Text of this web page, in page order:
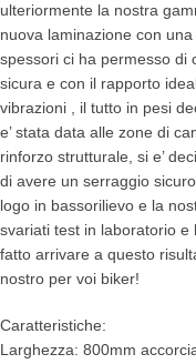
ulteriormente la nostra
nuova laminazione con
spessori ci ha permesso di
sicura e con il rapporto
vibrazioni , il tutto in pesi
e’ stata data alle zone di
rinforzo strutturale, si e’
di avere un serraggio
logo in bassorilievo e la
svariati test in laboratorio
fatto arrivare a questo
nostro per voi biker!
Caratteristiche:
Larghezza: 800mm